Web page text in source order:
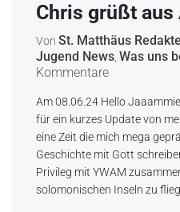
Chris grüßt
Von St. Matthäus
Jugend News, Was uns
Kommentare
Am 08.06.24 Hello
für ein kurzes Update von
eine Zeit die mich mega
Geschichte mit Gott
Privileg mit YWAM
solomonischen Inseln zu